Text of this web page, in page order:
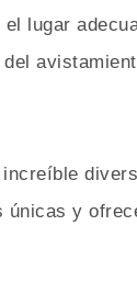
lugar
increíble
únicas y